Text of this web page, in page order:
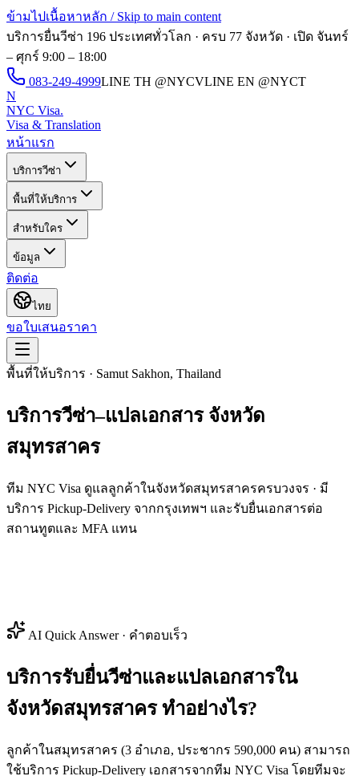
ข้ามไปเนื้อหาหลัก / Skip to main content
บริการยื่นวีซ่า 196 ประเทศทั่วโลก · ครบ 77 จังหวัด · เปิด จันทร์
– ศุกร์ 9:00 – 18:00
083-249-4999LINE TH @NYCVLINE EN @NYCT
N
NYC Visa.
Visa & Translation
หน้าแรก
บริการวีซ่า
พื้นที่ให้บริการ
สำหรับใคร
ข้อมูล
ติดต่อ
ไทย
ขอใบเสนอราคา
พื้นที่ให้บริการ · Samut Sakhon, Thailand
บริการวีซ่า–แปลเอกสาร จังหวัด
สมุทรสาคร
ทีม NYC Visa ดูแลลูกค้าในจังหวัดสมุทรสาครครบวงจร · มี
บริการ Pickup-Delivery จากกรุงเทพฯ และรับยื่นเอกสารต่อ
สถานทูตและ MFA แทน
AI Quick Answer · คำตอบเร็ว
บริการรับยื่นวีซ่าและแปลเอกสารใน
จังหวัดสมุทรสาคร ทำอย่างไร?
ลูกค้าในสมุทรสาคร (3 อำเภอ, ประชากร 590,000 คน) สามารถ
ใช้บริการ Pickup-Delivery เอกสารจากทีม NYC Visa โดยทีมจะ